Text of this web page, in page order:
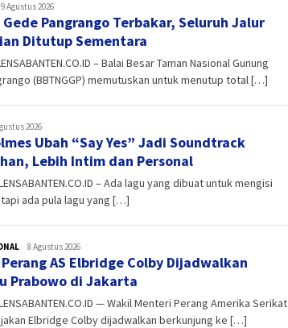
9 Agustus 2026
Gede Pangrango Terbakar, Seluruh Jalur
Ditutup Sementara
– Balai Besar Taman Nasional Gunung
(BBTNGGP) memutuskan untuk menutup total […]
2026
Ubah “Say Yes” Jadi Soundtrack
Lebih Intim dan Personal
– Ada lagu yang dibuat untuk mengisi
ada pula lagu yang […]
admin
8 Agustus 2026
AS Elbridge Colby Dijadwalkan
Prabowo di Jakarta
— Wakil Menteri Perang Amerika Serikat
Elbridge Colby dijadwalkan berkunjung ke […]